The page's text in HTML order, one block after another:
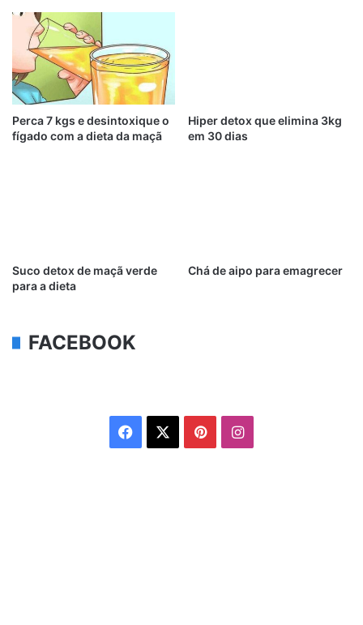
Perca 7 kgs e desintoxique o
fígado com a dieta da maçã
Hiper detox que elimina 3kg
em 30 dias
Suco detox de maçã verde
para a dieta
Chá de aipo para emagrecer
FACEBOOK
Facebook PinterestInstagram